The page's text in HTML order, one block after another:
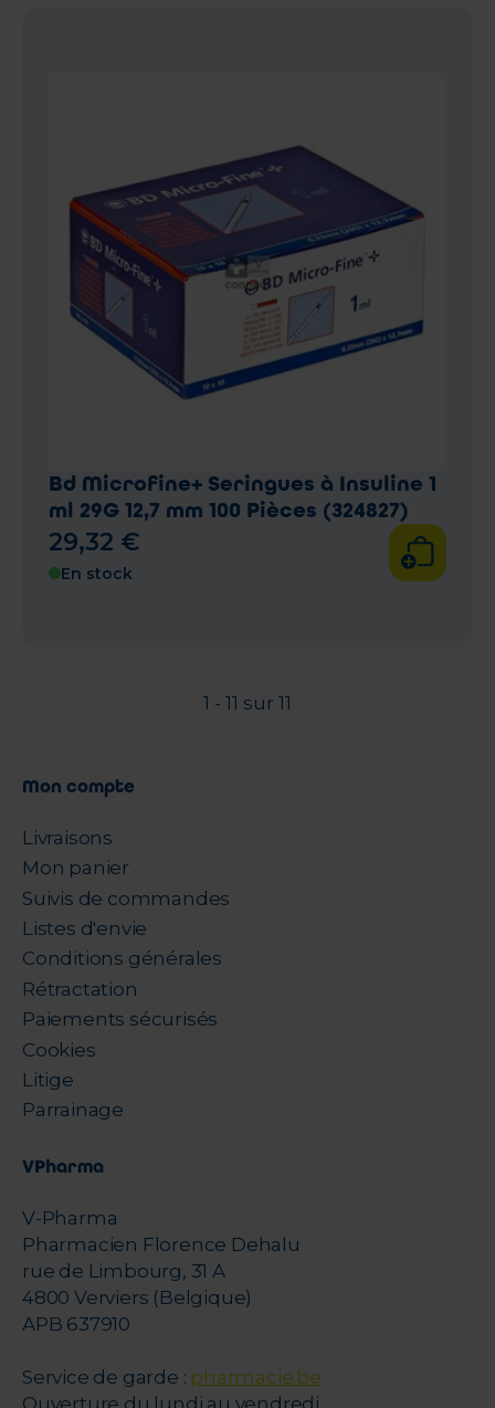
Bd Microfine+ Seringues à Insuline 1
ml 29G 12,7 mm 100 Pièces (324827)
29,32 €
En stock
1 - 11 sur 11
Mon compte
Livraisons
Mon panier
Suivis de commandes
Listes d'envie
Conditions générales
Rétractation
Paiements sécurisés
Cookies
Litige
Parrainage
VPharma
V-Pharma
Pharmacien Florence Dehalu
rue de Limbourg, 31 A
4800 Verviers (Belgique)
APB 637910
Service de garde : pharmacie.be